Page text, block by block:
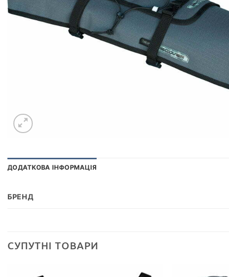
ДОДАТКОВА ІНФОРМАЦІЯ
БРЕНД
СУПУТНІ ТОВАРИ